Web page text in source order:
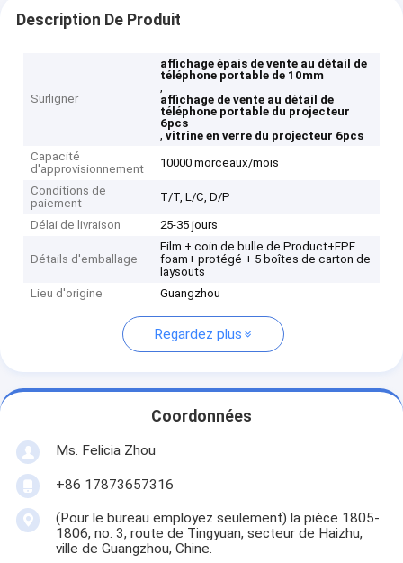
Description De Produit
Surligner
affichage épais de vente au détail de
téléphone portable de 10mm
,
affichage de vente au détail de
téléphone portable du projecteur
6pcs
,vitrine en verre du projecteur 6pcs
Capacité
d'approvisionnement
10000 morceaux/mois
Conditions de
paiement
T/T, L/C, D/P
Délai de livraison 25-35 jours
Détails d'emballage
Film + coin de bulle de Product+EPE
foam+ protégé + 5 boîtes de carton de
laysouts
Lieu d'origine
Guangzhou
Regardez plus
Coordonnées
Ms. Felicia Zhou
+86 17873657316
(Pour le bureau employez seulement) la pièce 1805-
1806, no. 3, route de Tingyuan, secteur de Haizhu,
ville de Guangzhou, Chine.